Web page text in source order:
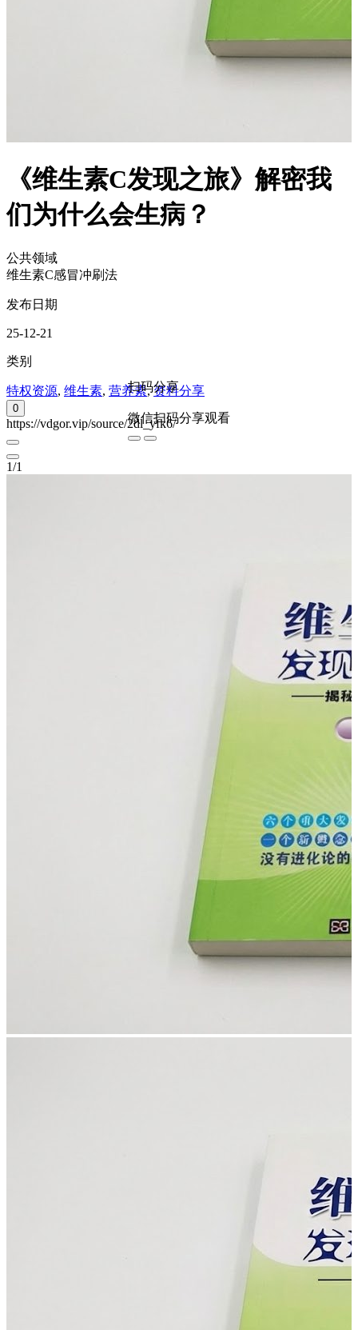
《维生素C发现之旅》解密我
们为什么会生病？
公共领域
维生素C感冒冲刷法
发布日期
25-12-21
类别
特权资源, 维生素, 营养素,资料分享
0
https://vdgor.vip/source/2dl_yfk6/
扫码分享
微信扫码分享观看
1/1